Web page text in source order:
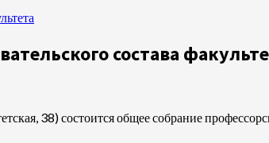
состава
38) состоится общее собрание